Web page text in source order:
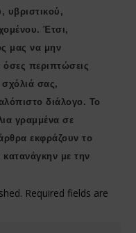
υβριστικού,
Έτσι,
μας να μην
περιπτώσεις
σας,
διάλογο. Το
γραμμένα σε
εκφράζουν το
με την
Required fields are